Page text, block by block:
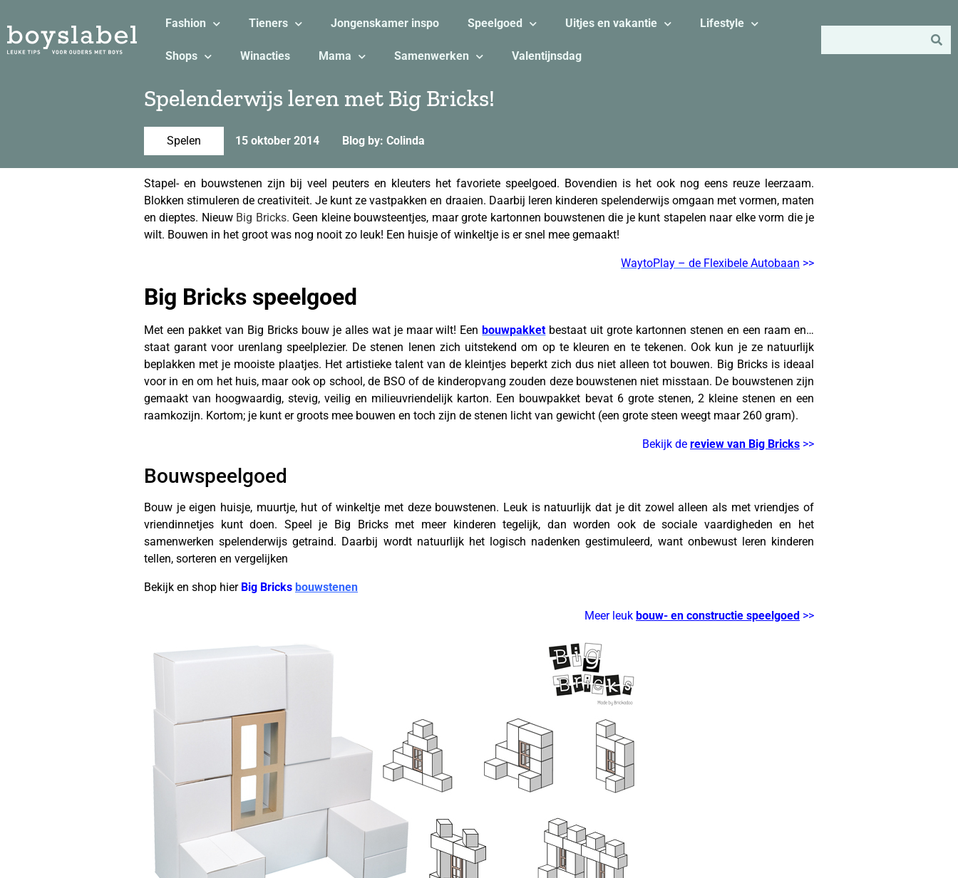
Fashion Tieners Jongenskamer inspo Speelgoed Uitjes en vakantie Lifestyle
Shops Winacties Mama Samenwerken Valentijnsdag
Spelenderwijs leren met Big Bricks!
Spelen 15 oktober 2014 Blog by: Colinda
Stapel- en bouwstenen zijn bij veel peuters en kleuters het favoriete speelgoed. Bovendien is het ook nog eens reuze leerzaam.
Blokken stimuleren de creativiteit. Je kunt ze vastpakken en draaien. Daarbij leren kinderen spelenderwijs omgaan met vormen, maten
en dieptes. Nieuw Big Bricks. Geen kleine bouwsteentjes, maar grote kartonnen bouwstenen die je kunt stapelen naar elke vorm die je
wilt. Bouwen in het groot was nog nooit zo leuk! Een huisje of winkeltje is er snel mee gemaakt!
WaytoPlay – de Flexibele Autobaan >>
Big Bricks speelgoed
Met een pakket van Big Bricks bouw je alles wat je maar wilt! Eenbouwpakket bestaat uit grote kartonnen stenen en een raam en…
staat garant voor urenlang speelplezier. De stenen lenen zich uitstekend om op te kleuren en te tekenen. Ook kun je ze natuurlijk
beplakken met je mooiste plaatjes. Het artistieke talent van de kleintjes beperkt zich dus niet alleen tot bouwen. Big Bricks is ideaal
voor in en om het huis, maar ook op school, de BSO of de kinderopvang zouden deze bouwstenen niet misstaan. De bouwstenen zijn
gemaakt van hoogwaardig, stevig, veilig en milieuvriendelijk karton. Een bouwpakket bevat 6 grote stenen, 2 kleine stenen en een
raamkozijn. Kortom; je kunt er groots mee bouwen en toch zijn de stenen licht van gewicht (een grote steen weegt maar 260 gram).
Bekijk de review van Big Bricks >>
Bouwspeelgoed
Bouw je eigen huisje, muurtje, hut of winkeltje met deze bouwstenen. Leuk is natuurlijk dat je dit zowel alleen als met vriendjes of
vriendinnetjes kunt doen. Speel je Big Bricks met meer kinderen tegelijk, dan worden ook de sociale vaardigheden en het
samenwerken spelenderwijs getraind. Daarbij wordt natuurlijk het logisch nadenken gestimuleerd, want onbewust leren kinderen
tellen, sorteren en vergelijken
Bekijk en shop hier Big Bricks bouwstenen
Meer leuk bouw- en constructie speelgoed >>